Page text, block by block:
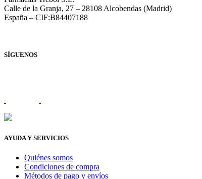
Calle de la Granja, 27 – 28108 Alcobendas (Madrid)
España – CIF:B84407188
SÍGUENOS
AYUDA Y SERVICIOS
Quiénes somos
Condiciones de compra
Métodos de pago y envíos